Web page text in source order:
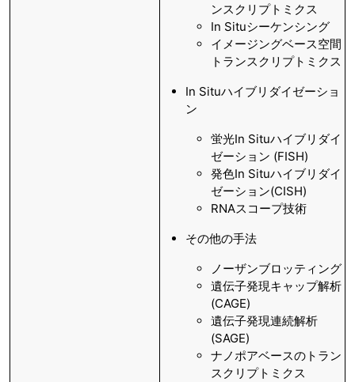
ンスクリプトミクス
In Situシーケンシング
イメージングベース空間
トランスクリプトミクス
In Situハイブリダイゼーショ
ン
蛍光In Situハイブリダイ
ゼーション (FISH)
発色In Situハイブリダイ
ゼーション(CISH)
RNAスコープ技術
その他の手法
ノーザンブロッティング
遺伝子発現キャップ解析
(CAGE)
遺伝子発現連続解析
(SAGE)
ナノポアベースのトラン
スクリプトミクス